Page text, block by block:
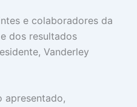
e colaboradores da
dos resultados
Vanderley
apresentado,